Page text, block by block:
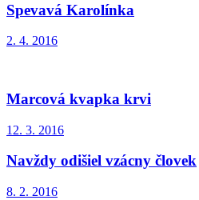
Spevavá Karolínka
2. 4. 2016
Marcová kvapka krvi
12. 3. 2016
Navždy odišiel vzácny človek
8. 2. 2016